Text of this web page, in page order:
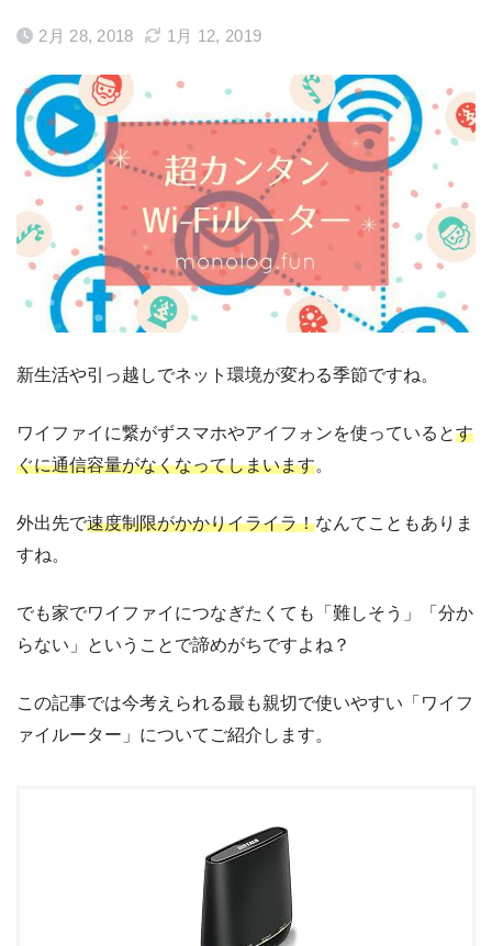
2月 28, 2018 1月 12, 2019
新生活や引っ越しでネット環境が変わる季節ですね。
ワイファイに繋がずスマホやアイフォンを使っているとす
ぐに通信容量がなくなってしまいます。
外出先で速度制限がかかりイライラ！なんてこともありま
すね。
でも家でワイファイにつなぎたくても「難しそう」「分か
らない」ということで諦めがちですよね？
この記事では今考えられる最も親切で使いやすい「ワイフ
ァイルーター」についてご紹介します。